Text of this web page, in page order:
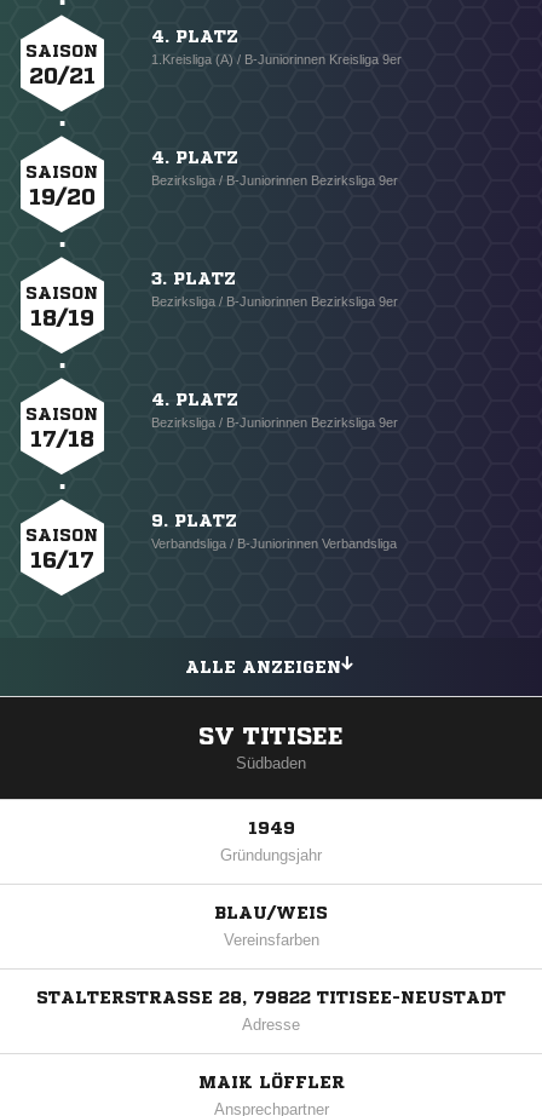
SAISON
20/21
4. PLATZ
1.Kreisliga (A) / B-Juniorinnen Kreisliga 9er
SAISON
19/20
4. PLATZ
Bezirksliga / B-Juniorinnen Bezirksliga 9er
SAISON
18/19
3. PLATZ
Bezirksliga / B-Juniorinnen Bezirksliga 9er
SAISON
17/18
4. PLATZ
Bezirksliga / B-Juniorinnen Bezirksliga 9er
SAISON
16/17
9. PLATZ
Verbandsliga / B-Juniorinnen Verbandsliga
ALLE ANZEIGEN
SV TITISEE
Südbaden
1949
Gründungsjahr
BLAU/WEIS
Vereinsfarben
STALTERSTRASSE 28, 79822 TITISEE-NEUSTADT
Adresse
MAIK LÖFFLER
Ansprechpartner